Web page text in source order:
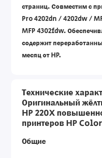
страниц. Совместим с
Pro 4202dn / 4202dw /
MFP 4302fdw.
содержит
месяц от HP.
Технические
Оригинальный
HP 220X
принтеров HP
Общие